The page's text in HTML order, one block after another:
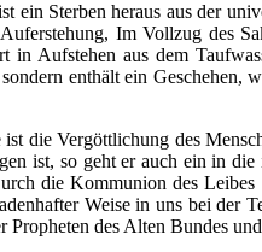
ein Sterben heraus aus der
Im Vollzug des
in Aufstehen aus dem
enthält ein
die Vergöttlichung des
ist, so geht er auch ein in
die Kommunion des
Weise in uns bei der
des Alten Bundes